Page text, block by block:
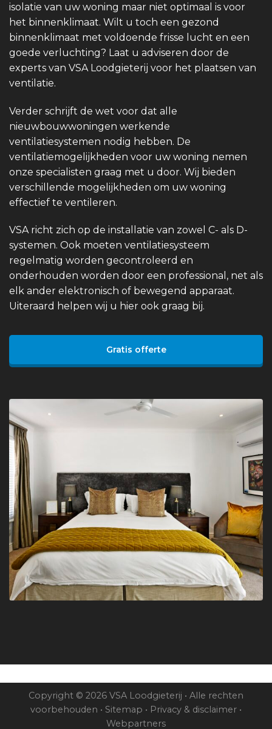
isolatie van uw woning maar niet optimaal is voor
het binnenklimaat. Wilt u toch een gezond
binnenklimaat met voldoende frisse lucht en een
goede verluchting? Laat u adviseren door de
experts van VSA Loodgieterij voor het plaatsen van
ventilatie.
Verder schrijft de wet voor dat alle
nieuwbouwwoningen werkende
ventilatiesystemen nodig hebben. De
ventilatiemogelijkheden voor uw woning nemen
onze specialisten graag met u door. Wij bieden
verschillende mogelijkheden om uw woning
effectief te ventileren.
VSA richt zich op de installatie van zowel C- als D-
systemen. Ook moeten ventilatiesysteem
regelmatig worden gecontroleerd en
onderhouden worden door een professional, net als
elk ander elektronisch of bewegend apparaat.
Uiteraard helpen wij u hier ook graag bij.
Gratis offerte
Copyright © 2026 VSA Loodgieterij • Alle rechten
voorbehouden • Sitemap • Privacy & disclaimer •
Webpartners